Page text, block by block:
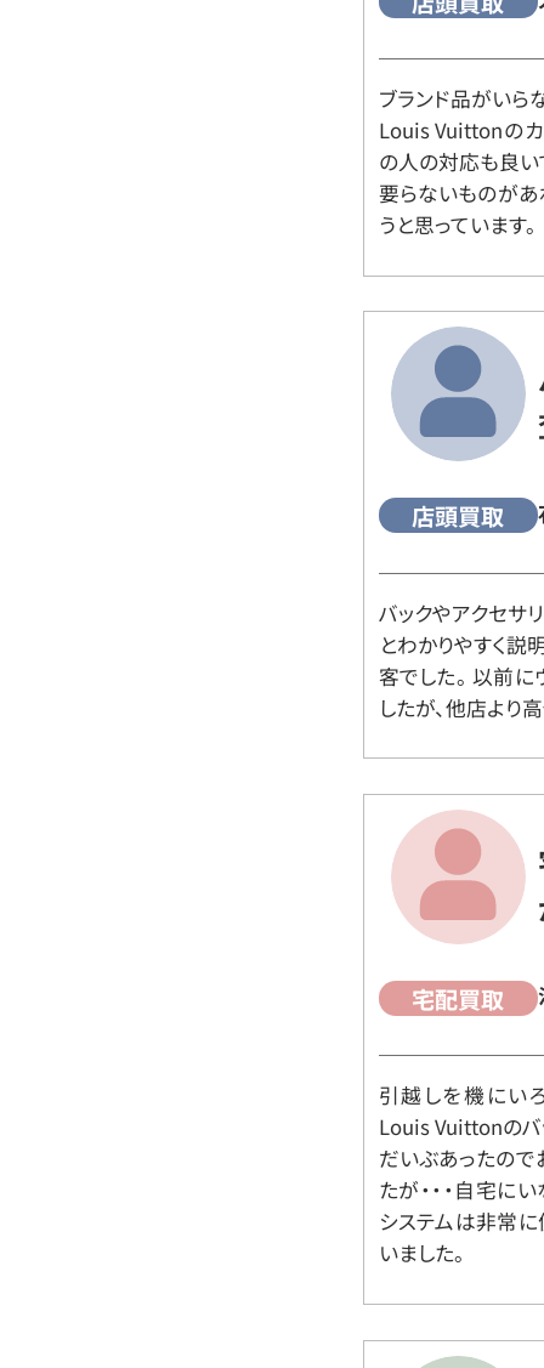
ブランド品がいら
Louis Vuittonの
の人の対応も良い
要らないものがあ
うと思っています。
店頭買取
バックやアクセサ
とわかりやすく説
客でした。 以前
したが、他店より
宅配買取
引越しを機にい
Louis Vuittonのバ
だいぶあったので
たが・・・自宅に
システムは非常に
いました。